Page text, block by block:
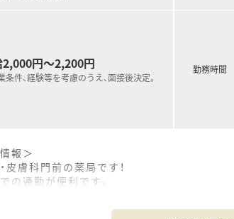
2,000円～2,200円
件、経験等を考慮のうえ、面接後決定。
勤務時間
報＞
皮膚科門前の薬局です！
の通勤が便利です。